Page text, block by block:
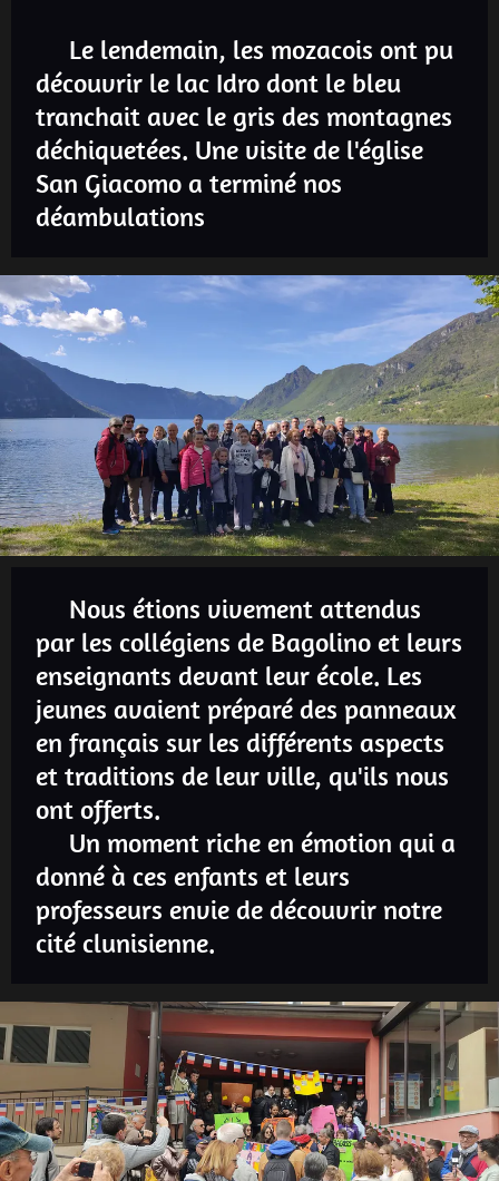
Le lendemain, les mozacois ont pu
découvrir le lac Idro dont le bleu
tranchait avec le gris des montagnes
déchiquetées. Une visite de l'église
San Giacomo a terminé nos
déambulations
Nous étions vivement attendus
par les collégiens de Bagolino et leurs
enseignants devant leur école. Les
jeunes avaient préparé des panneaux
en français sur les différents aspects
et traditions de leur ville, qu'ils nous
ont offerts.
Un moment riche en émotion qui a
donné à ces enfants et leurs
professeurs envie de découvrir notre
cité clunisienne.